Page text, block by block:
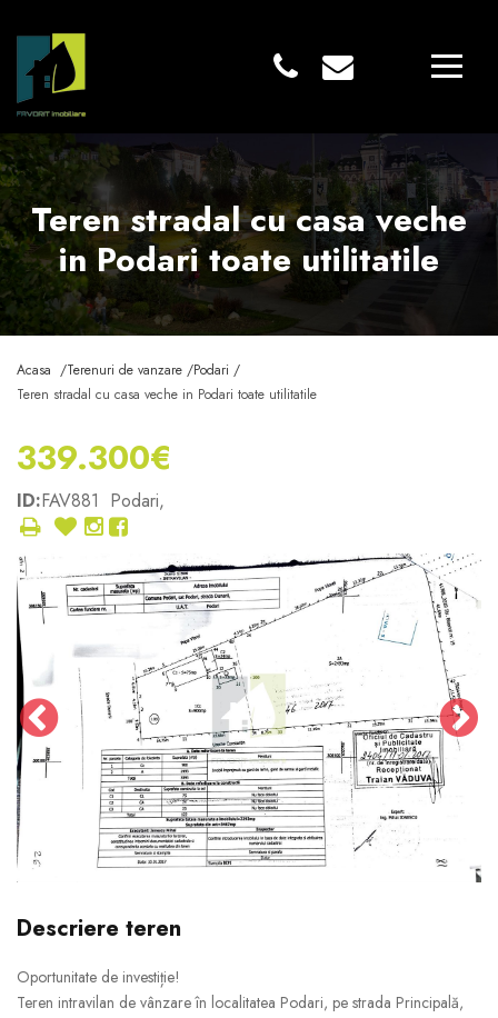
Teren stradal cu casa veche
in Podari toate utilitatile
Acasa /Terenuri de vanzare /Podari /
Teren stradal cu casa veche in Podari toate utilitatile
339.300€
ID:FAV881 Podari,
Descriere teren
Oportunitate de investiție!
Teren intravilan de vânzare în localitatea Podari, pe strada Principală,